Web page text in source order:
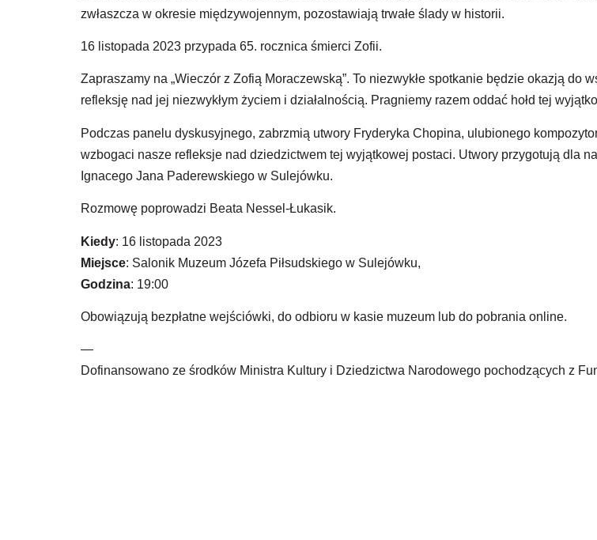
zwłaszcza w okresie międzywojennym, pozostawiają trwałe ślady w historii.
16 listopada 2023 przypada 65. rocznica śmierci Zofii.
Zapraszamy na „Wieczór z Zofią Moraczewską”. To niezwykłe spotkanie będzie okazją
refleksję nad jej niezwykłym życiem i działalnością. Pragniemy razem oddać hołd tej
Podczas panelu dyskusyjnego, zabrzmią utwory Fryderyka Chopina, ulubionego
wzbogaci nasze refleksje nad dziedzictwem tej wyjątkowej postaci. Utwory przygotują dla
Ignacego Jana Paderewskiego w Sulejówku.
Rozmowę poprowadzi Beata Nessel-Łukasik.
Kiedy: 16 listopada 2023
Miejsce: Salonik Muzeum Józefa Piłsudskiego w Sulejówku,
Godzina: 19:00
Obowiązują bezpłatne wejściówki, do odbioru w kasie muzeum lub do pobrania online.
—
Dofinansowano ze środków Ministra Kultury i Dziedzictwa Narodowego pochodzących z